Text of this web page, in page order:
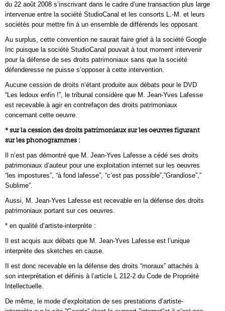
du 22 août 2008 s’inscrivant dans le cadre d’une transaction plus large
intervenue entre la société StudioCanal et les consorts L.-M. et leurs
sociétés pour mettre fin à un ensemble de différends les opposant.
Au surplus, cette convention ne saurait faire grief à la société Google
Inc puisque la société StudioCanal pouvait à tout moment intervenir
pour la défense de ses droits patrimoniaux sans que la société
défenderesse ne puisse s’opposer à cette intervention.
Aucune cession de droits n’étant produite aux débats pour le DVD
“Les ledoux enfin !”, le tribunal considère que M. Jean-Yves Lafesse
est recevable à agir en contrefaçon des droits patrimoniaux
concernant cette oeuvre.
* sur la cession des droits patrimoniaux sur les oeuvres figurant
sur les phonogrammes :
Il n’est pas démontré que M. Jean-Yves Lafesse a cédé ses droits
patrimoniaux d’auteur pour une exploitation internet sur les oeuvres
“les impostures”, “à fond lafesse”, “c’est pas possible”,”Grandiose”,”
Sublime”.
Aussi, M. Jean-Yves Lafesse est recevable en la défense des droits
patrimoniaux portant sur ces oeuvres.
* en qualité d’artiste-interprète :
Il est acquis aux débats que M. Jean-Yves Lafesse est l’unique
interprète des sketches en cause.
II est donc recevable en la défense des droits “moraux” attachés à
son interprétation et définis à l’article L 212-2 du Code de Propriété
Intellectuelle.
De même, le mode d’exploitation de ses prestations d’artiste-